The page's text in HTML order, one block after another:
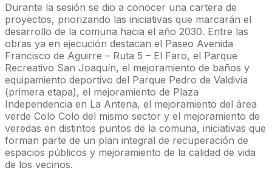
Durante la sesión se dio a conocer una cartera de
proyectos, priorizando las iniciativas que marcarán el
desarrollo de la comuna hacia el año 2030. Entre las
obras ya en ejecución destacan el Paseo Avenida
Francisco de Aguirre – Ruta 5 – El Faro, el Parque
Recreativo San Joaquín, el mejoramiento de baños y
equipamiento deportivo del Parque Pedro de Valdivia
(primera etapa), el mejoramiento de Plaza
Independencia en La Antena, el mejoramiento del área
verde Colo Colo del mismo sector y el mejoramiento de
veredas en distintos puntos de la comuna, iniciativas que
forman parte de un plan integral de recuperación de
espacios públicos y mejoramiento de la calidad de vida
de los vecinos.